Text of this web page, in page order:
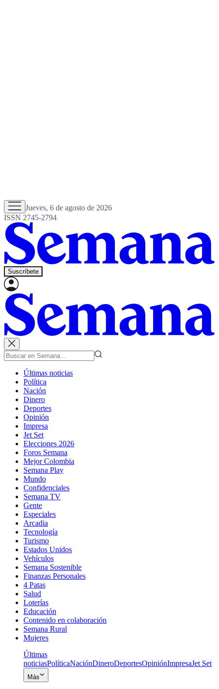
Jueves, 6 de agosto de 2026
ISSN 2745-2794
Suscríbete
Últimas noticias
Política
Nación
Dinero
Deportes
Opinión
Impresa
Jet Set
Elecciones 2026
Foros Semana
Mejor Colombia
Semana Play
Mundo
Confidenciales
Semana TV
Gente
Especiales
Arcadia
Tecnología
Turismo
Estados Unidos
Vehículos
Semana Sostenible
Finanzas Personales
4 Patas
Salud
Loterías
Educación
Contenido en colaboración
Semana Rural
Mujeres
Últimas
noticiasPolíticaNaciónDineroDeportesOpiniónImpresaJet Set
Más